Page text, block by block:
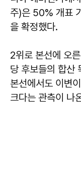
주)은 50% 개표
을 확정했다.
2위로 본선에 오
당 후보들의 합산
본선에서도 이변
크다는 관측이 나